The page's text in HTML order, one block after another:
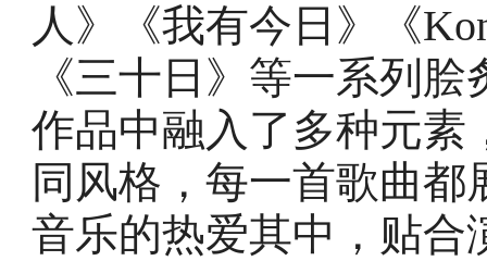
人》《我有今日》《
《三十日》等一系列
作品中融入了多种元素
同风格，每一首歌曲
音乐的热爱其中，贴合